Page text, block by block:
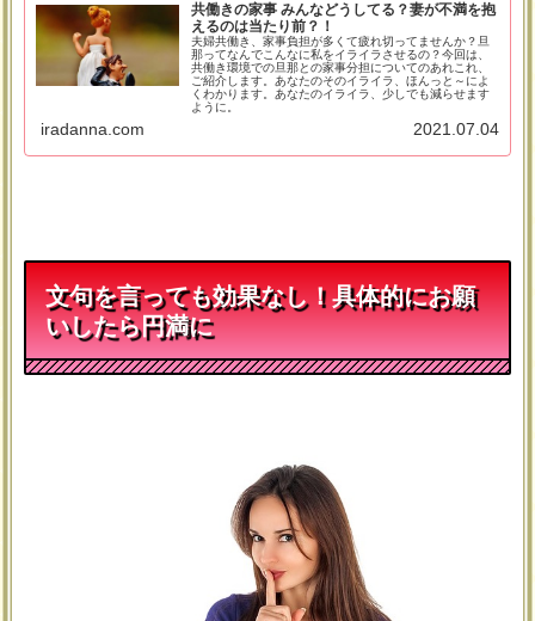
共働きの家事 みんなどうしてる？妻が不満を抱
えるのは当たり前？！
夫婦共働き、家事負担が多くて疲れ切ってませんか？旦
那ってなんでこんなに私をイライラさせるの？今回は、
共働き環境での旦那との家事分担についてのあれこれ、
ご紹介します。あなたのそのイライラ、ほんっと～によ
くわかります。あなたのイライラ、少しでも減らせます
ように。
iradanna.com 2021.07.04
文句を言っても効果なし！具体的にお願
いしたら円満に